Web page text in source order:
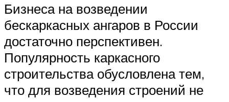
Бизнеса на возведении
бескаркасных ангаров в России
достаточно перспективен.
Популярность каркасного
строительства обусловлена тем,
что для возведения строений не